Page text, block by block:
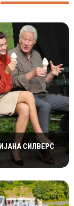
СИЛВЕРС